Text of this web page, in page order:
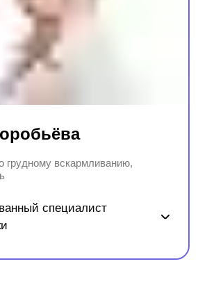
грудному вскармливанию,
специалист